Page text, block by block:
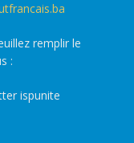
remplir le
:
ispunite